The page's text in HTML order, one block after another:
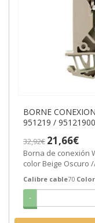
BORNE CONEXION 70 Weidmuller WDU 70N/35 ref.
951219 /
32,92€ 21,66€
Borna de conexión
color Beige Oscuro
Calibre cable70 Color
-